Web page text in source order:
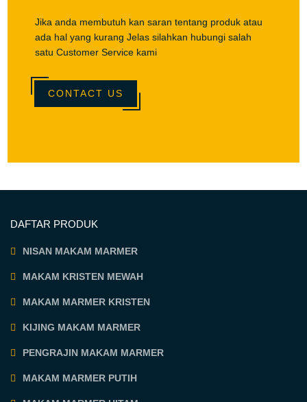
Jika anda membutuh kan saran tentang produk atau
ada hal yang kurang Jelas silahkan hubungi salah
satu Customer Service kami
CONTACT US
DAFTAR PRODUK
NISAN MAKAM MARMER
MAKAM KRISTEN MEWAH
MAKAM MARMER KRISTEN
KIJING MAKAM MARMER
PENGRAJIN MAKAM MARMER
MAKAM MARMER PUTIH